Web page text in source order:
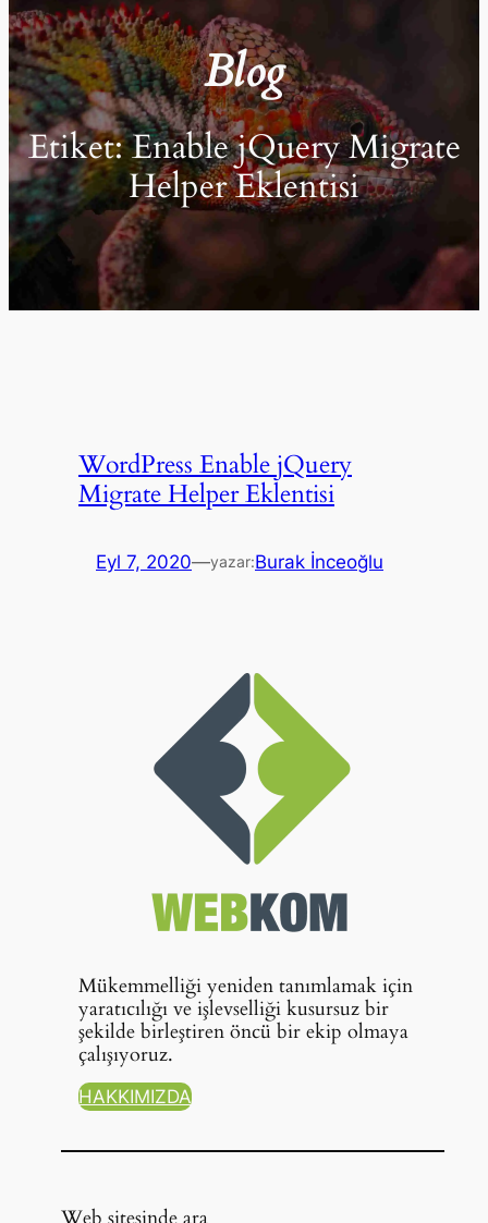
Blog
Etiket:Enable jQuery Migrate
Helper Eklentisi
WordPress Enable jQuery
Migrate Helper Eklentisi
Eyl 7, 2020—yazar:Burak İnceoğlu
Mükemmelliği yeniden tanımlamak için
yaratıcılığı ve işlevselliği kusursuz bir
şekilde birleştiren öncü bir ekip olmaya
çalışıyoruz.
HAKKIMIZDA